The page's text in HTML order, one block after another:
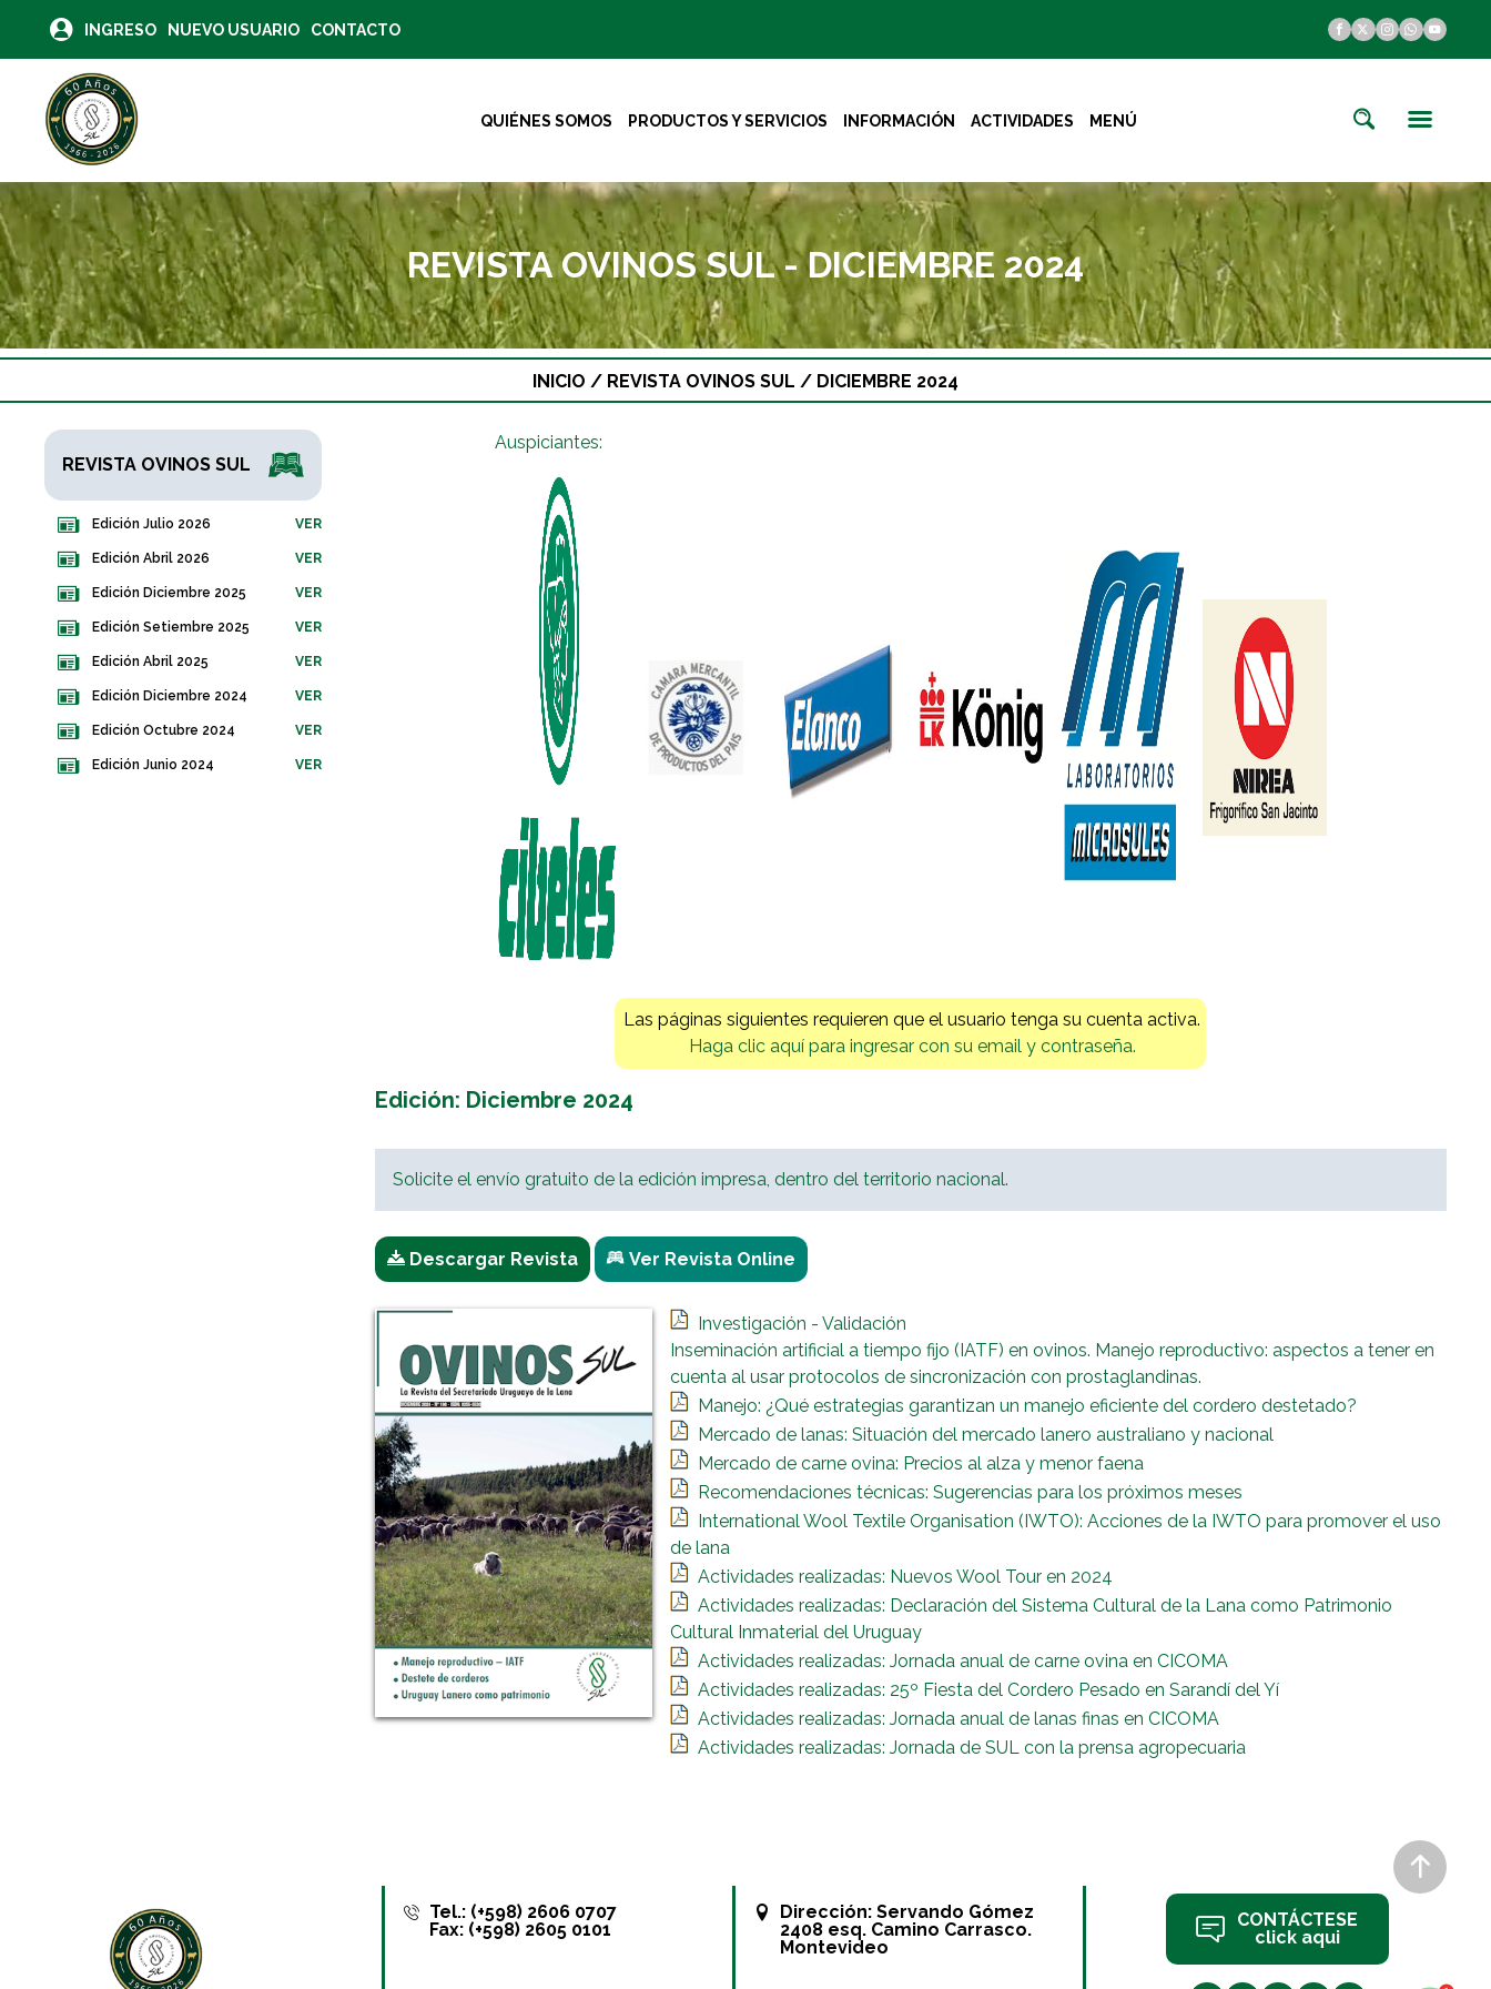
INGRESO NUEVO USUARIO CONTACTO
QUIÉNES SOMOS PRODUCTOS Y SERVICIOS INFORMACIÓN ACTIVIDADES MENÚ
REVISTA OVINOS SUL - DICIEMBRE 2024
INICIO / REVISTA OVINOS SUL / DICIEMBRE 2024
REVISTA OVINOS SUL
Edición Julio 2026 VER
Edición Abril 2026 VER
Edición Diciembre 2025 VER
Edición Setiembre 2025 VER
Edición Abril 2025 VER
Edición Diciembre 2024 VER
Edición Octubre 2024 VER
Edición Junio 2024 VER
Auspiciantes:
Las páginas siguientes requieren que el usuario tenga su cuenta activa.
Haga clic aquí para ingresar con su email y contraseña.
Edición: Diciembre 2024
Solicite el envío gratuito de la edición impresa, dentro del territorio nacional.
Descargar Revista Ver Revista Online
Investigación - Validación
Inseminación artificial a tiempo fijo (IATF) en ovinos. Manejo reproductivo: aspectos a tener en
cuenta al usar protocolos de sincronización con prostaglandinas.
Manejo: ¿Qué estrategias garantizan un manejo eficiente del cordero destetado?
Mercado de lanas: Situación del mercado lanero australiano y nacional
Mercado de carne ovina: Precios al alza y menor faena
Recomendaciones técnicas: Sugerencias para los próximos meses
International Wool Textile Organisation (IWTO): Acciones de la IWTO para promover el uso
de lana
Actividades realizadas: Nuevos Wool Tour en 2024
Actividades realizadas: Declaración del Sistema Cultural de la Lana como Patrimonio
Cultural Inmaterial del Uruguay
Actividades realizadas: Jornada anual de carne ovina en CICOMA
Actividades realizadas: 25º Fiesta del Cordero Pesado en Sarandí del Yí
Actividades realizadas: Jornada anual de lanas finas en CICOMA
Actividades realizadas: Jornada de SUL con la prensa agropecuaria
Tel.: (+598) 2606 0707
Fax: (+598) 2605 0101
Dirección:Servando Gómez
2408 esq. Camino Carrasco.
Montevideo
CONTÁCTESE
click aqui